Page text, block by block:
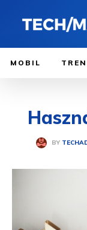
MOBIL
BY